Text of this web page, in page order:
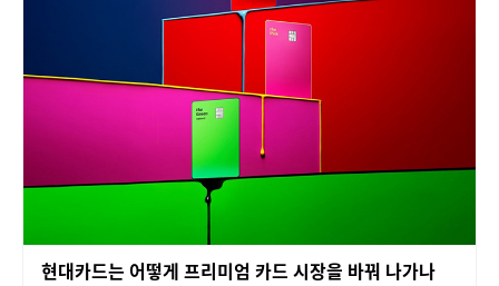
현대카드는 어떻게 프리미엄 카드 시장을 바꿔 나가나